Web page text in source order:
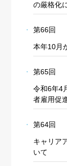
の厳格化
第66回
本年10月
第65回
令和6年4
者雇用促
第64回
キャリア
いて